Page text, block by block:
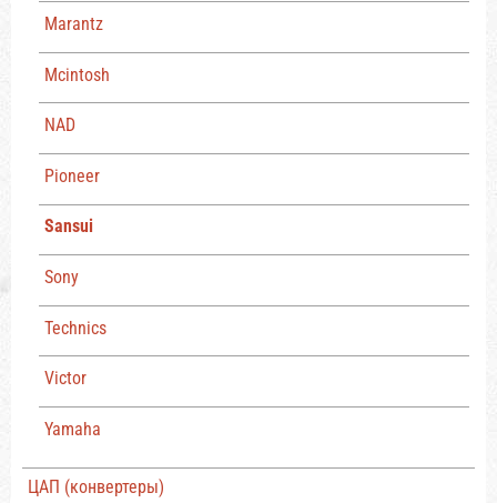
Marantz
Mcintosh
NAD
Pioneer
Sansui
Sony
Technics
Victor
Yamaha
ЦАП (конвертеры)